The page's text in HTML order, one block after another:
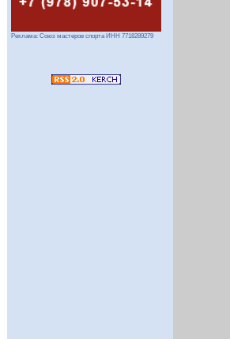
Реклама: Союз мастеров спорта ИНН 7718289279